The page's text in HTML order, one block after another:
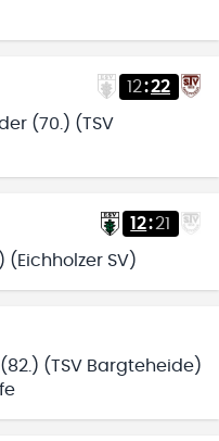
12:22
(70.) (TSV
12:21
(Eichholzer SV)
(TSV Bargteheide)